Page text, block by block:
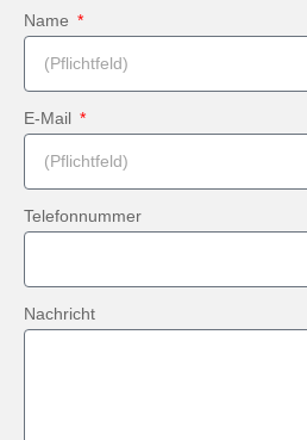
Name
E‑Mail
Tele­fon­num­mer
Nachricht